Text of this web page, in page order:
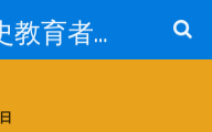
一般社団法人 歴史教育者協議会